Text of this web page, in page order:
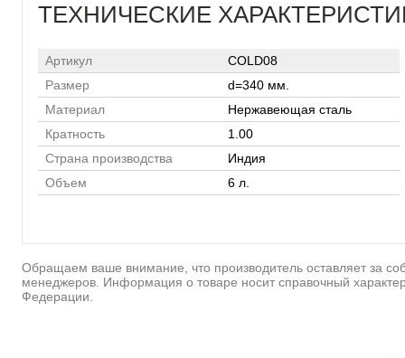
ТЕХНИЧЕСКИЕ
Артикул
COLD08
Размер
d=340 мм.
Материал
Нержавеющая сталь
Кратность
1.00
Страна производства
Индия
Объем
6 л.
Обращаем ваше внимание, что производитель оставляет за
менеджеров. Информация о товаре носит справочный
Федерации.